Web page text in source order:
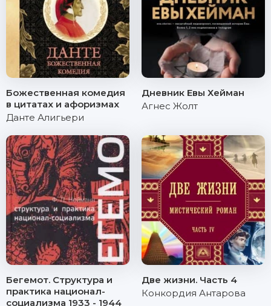
Божественная комедия
в цитатах и афоризмах
Данте Алигьери
Дневник Евы Хейман
Агнес Жолт
Бегемот. Структура и
практика национал-
социализма 1933 - 1944
Две жизни. Часть 4
Конкордия Антарова